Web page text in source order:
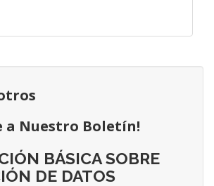
a Nuestro Boletín!
BÁSICA SOBRE
DE DATOS